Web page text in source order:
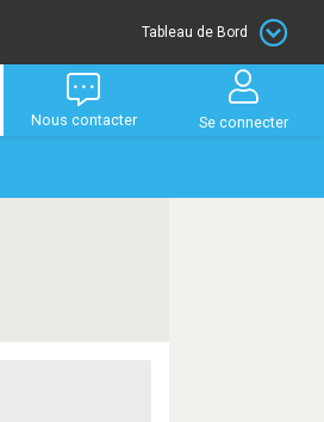
Tableau de Bord
Nous contacter Se connecter